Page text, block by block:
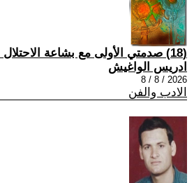
(18) صدمتي الأولى مع بشاعة الاحتلال في سبتة..!!
ادريس الواغيش
2026 / 8 / 8
الادب والفن